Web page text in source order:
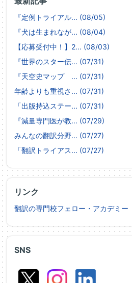
SNS
『定例トライアル... (08/05)
『犬は生まれなが... (08/04)
【応募受付中！】2... (08/03)
『世界のスター伝... (07/31)
『天空史マップ ... (07/31)
年齢よりも重視さ... (07/31)
「出版持込ステー... (07/31)
『減量専門医が教... (07/29)
みんなの翻訳分野... (07/27)
「翻訳トライアス... (07/27)
リンク
翻訳の専門校フェロー・アカデミー